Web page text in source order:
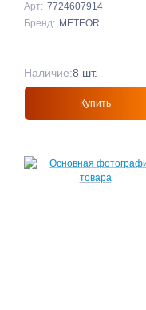
Арт: 7724607914
Бренд: METEOR
Наличие:8 шт.
Купить